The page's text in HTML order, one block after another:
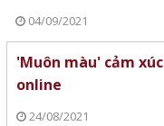
04/09/2021
'Muôn màu' cảm
online
24/08/2021